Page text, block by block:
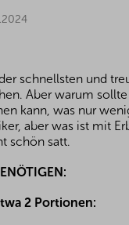
schnellsten und
Aber warum
kann, was nur
aber was ist mit
schön satt.
2 Portionen: